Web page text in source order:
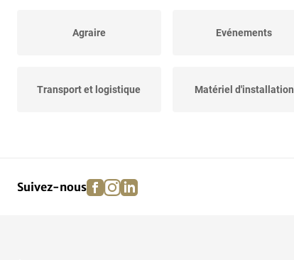
Agraire Evénements
Transport et logistique Matériel d'installation
Suivez-nous facebook
instagram
linkedin